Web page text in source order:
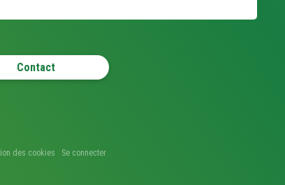
Contact
des cookies Se connecter